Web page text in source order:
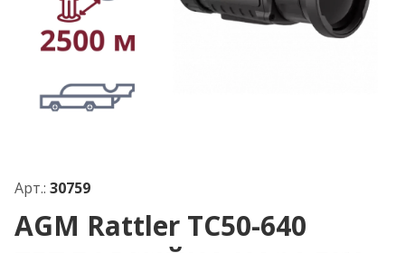
Арт.: 30759
AGM Rattler TC50-640